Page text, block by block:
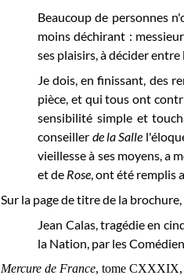
Beaucoup de personnes
moins déchirant :
ses plaisirs, à décider
Je dois, en finissant, des
pièce, et qui tous ont
sensibilité simple et
conseiller de la Salle
vieillesse à ses moyens, a
et de Rose , ont été remplis
Sur la page de titre de la
Jean Calas, tragédie en
la Nation, par les
Mercure de France, tome CXXXIX,